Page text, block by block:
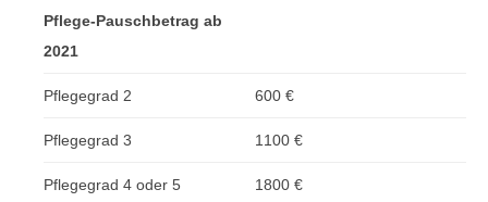
Pflege-Pauschbetrag ab
2021
Pflegegrad 2 600 €
Pflegegrad 3 1100 €
Pflegegrad 4 oder 5 1800 €